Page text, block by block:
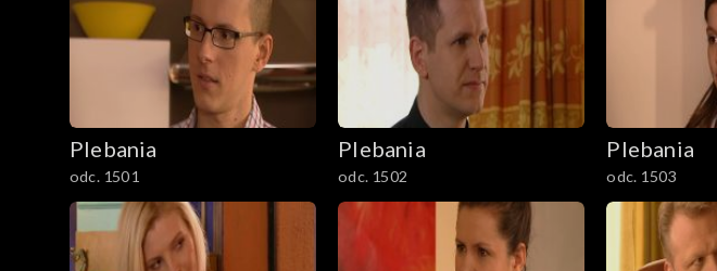
101–200
301–400
401–500
Plebania
odc. 1501
Plebania
odc. 1502
Plebania
odc. 1503